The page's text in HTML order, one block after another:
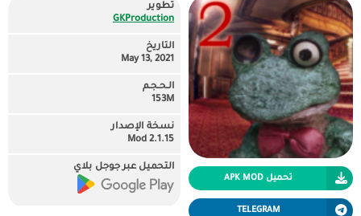
تحميل APK MOD
TELEGRAM
تطوير
GKProduction
التاريخ
May 13, 2021
الـحـجـم
153M
نسخة الإصدار
2.1.15 Mod
التحميل عبر جوجل بلاي